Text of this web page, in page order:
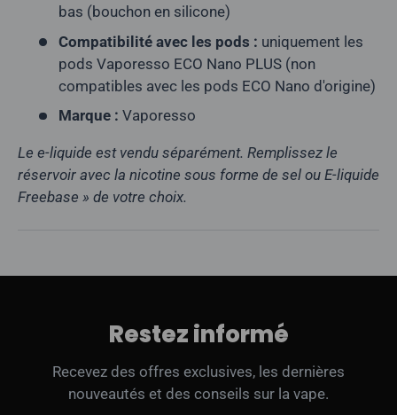
bas (bouchon en silicone)
Compatibilité avec les pods : uniquement les
pods Vaporesso ECO Nano PLUS (non
compatibles avec les pods ECO Nano d'origine)
Marque : Vaporesso
Le e-liquide est vendu séparément. Remplissez le
réservoir avec la nicotine sous forme de sel ou E-liquide
Freebase » de votre choix.
Restez informé
Recevez des offres exclusives, les dernières
nouveautés et des conseils sur la vape.